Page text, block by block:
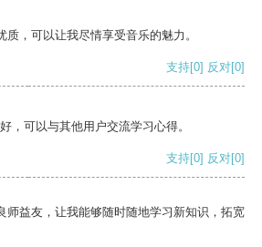
，可以让我尽情享受音乐的魅力。
支持[0] 反对[0]
，可以与其他用户交流学习心得。
支持[0] 反对[0]
师益友，让我能够随时随地学习新知识，拓宽